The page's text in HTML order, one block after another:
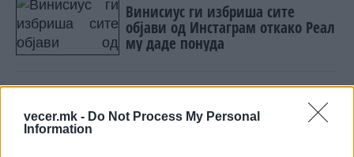
vecer.mk - Do Not Process My Personal
Information
Винисиус ги избриша сите
објави од Инстаграм откако Реал
му даде понуда
НАЈЧИТАНИ ВО ПОСЛЕДНИ 7 ДЕНА